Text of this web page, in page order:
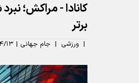
کانادا - مراکش؛
برتر
| ورزشی | جام جهانی |